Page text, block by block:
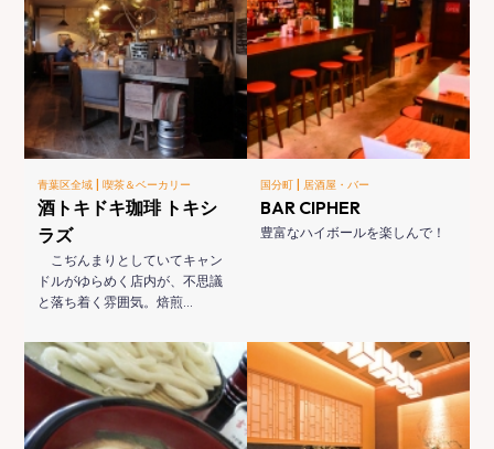
青葉区全域 |喫茶＆ベーカリー
酒トキドキ珈琲 トキシ
ラズ
こぢんまりとしていてキャン
ドルがゆらめく店内が、不思議
と落ち着く雰囲気。焙煎…
国分町 | 居酒屋・バー
BAR CIPHER
豊富なハイボールを楽しんで！